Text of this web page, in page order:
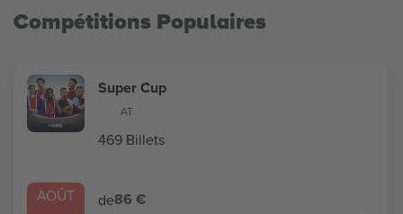
Compétitions Populaires
AOÛT
Super Cup
AT
469 Billets
de86 €